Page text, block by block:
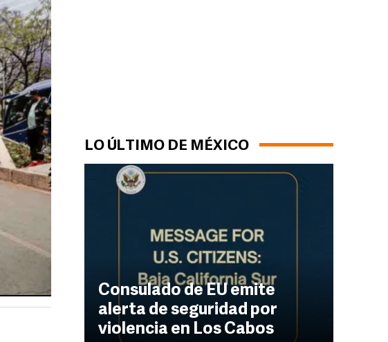
LO ÚLTIMO DE MÉXICO
Consulado de EU emite
alerta de seguridad por
violencia en Los Cabos